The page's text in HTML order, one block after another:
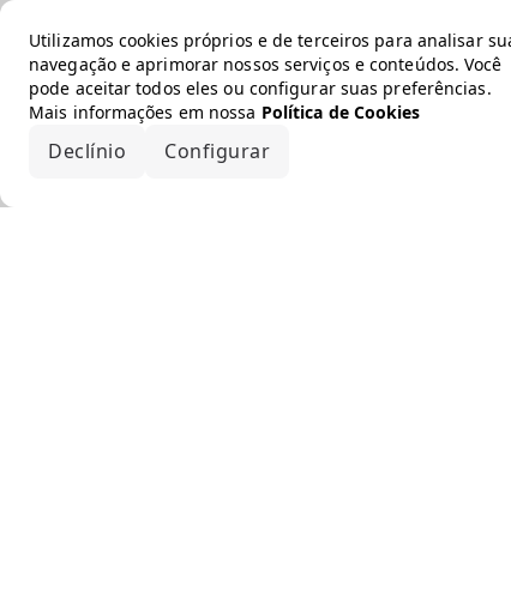
Utilizamos cookies próprios e de terceiros para analisar
navegação e aprimorar nossos serviços e conteúdos. Você
pode aceitar todos eles ou configurar suas preferências.
Mais informações em nossa Política de Cookies
Declínio Configurar